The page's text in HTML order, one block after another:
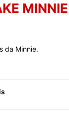
MINNIE
da Minnie.